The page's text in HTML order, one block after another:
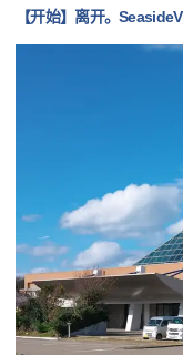
【开始】离开。